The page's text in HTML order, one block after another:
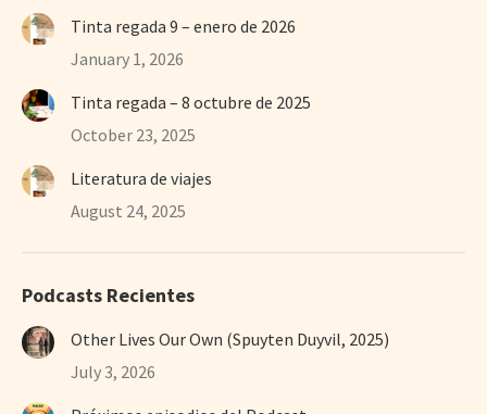
Tinta regada 9 – enero de 2026
January 1, 2026
Tinta regada – 8 octubre de 2025
October 23, 2025
Literatura de viajes
August 24, 2025
Podcasts Recientes
Other Lives Our Own (Spuyten Duyvil, 2025)
July 3, 2026